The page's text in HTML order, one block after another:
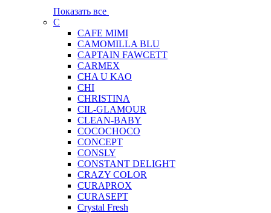
Показать все
C
CAFE MIMI
CAMOMILLA BLU
CAPTAIN FAWCETT
CARMEX
CHA U KAO
CHI
CHRISTINA
CIL-GLAMOUR
CLEAN-BABY
COCOCHOCO
CONCEPT
CONSLY
CONSTANT DELIGHT
CRAZY COLOR
CURAPROX
CURASEPT
Crystal Fresh